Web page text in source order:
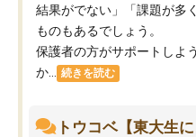
結果がでない」「課題が多
ものもあるでしょう。
保護者の方がサポートしよ
か...
続きを読む
トウコベ【東大生